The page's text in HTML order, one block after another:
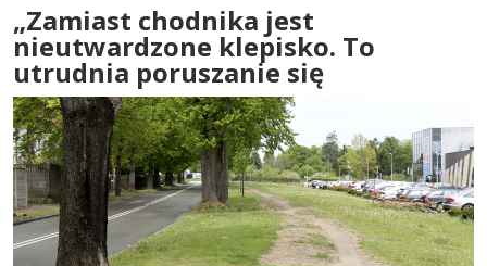
„Zamiast chodnika jest
nieutwardzone klepisko. To
utrudnia poruszanie się